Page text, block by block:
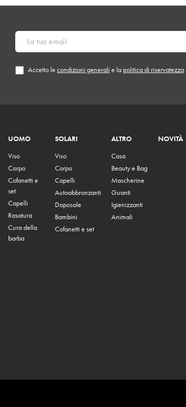
Accetto le condizioni generali e la politica di riservatezza.
UOMO
Viso
Corpo
Cofanetti e
set
Capelli
Rasatura
Cura della
barba
SOLARI
Viso
Corpo
Capelli
Autoabbronzanti
Doposole
Bambini
Cofanetti e set
ALTRO
Casa
Beauty e Bag
Mascherine
Guanti
Igienizzanti
Animali
NOVITÀ